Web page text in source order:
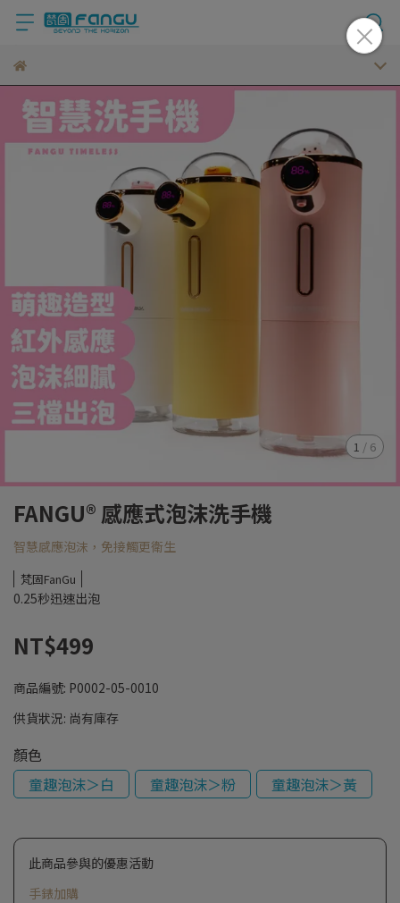
1 / 6
FANGU® 感應式泡沫洗手機
智慧感應泡沫，免接觸更衛生
梵固FanGu
0.25秒迅速出泡
NT$499
商品編號: P0002-05-0010
供貨狀況: 尚有庫存
顏色
童趣泡沫＞白
童趣泡沫＞粉 童趣泡沫＞黃
此商品參與的優惠活動
手錶加購